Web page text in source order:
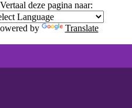
Vertaal deze pagina naar:
by Translate